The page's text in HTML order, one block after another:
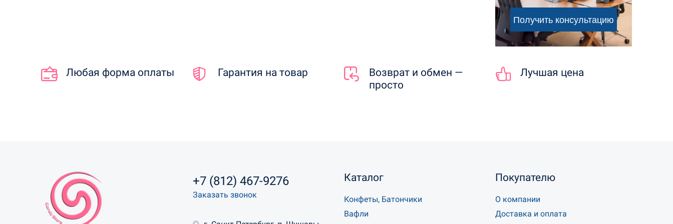
Любая форма оплаты Гарантия на товар
Возврат и обмен —
просто
Лучшая цена
+7 (812) 467-9276
Заказать звонок
Каталог
Конфеты, Батончики
Вафли
Покупателю
О компании
Доставка и оплата